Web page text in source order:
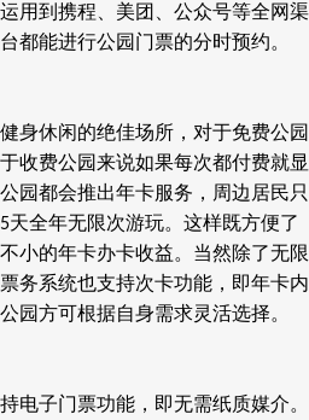
用到携程、美团、公众号等全网渠
都能进行公园门票的分时预约。
身休闲的绝佳场所，对于免费公园
收费公园来说如果每次都付费就显
园都会推出年卡服务，周边居民只
天全年无限次游玩。这样既方便了
小的年卡办卡收益。当然除了无限
务系统也支持次卡功能，即年卡内
园方可根据自身需求灵活选择。
电子门票功能，即无需纸质媒介。